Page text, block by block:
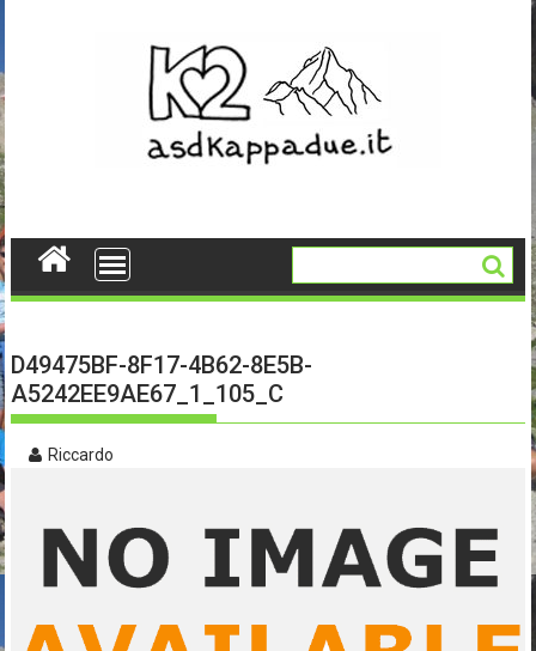
D49475BF-8F17-4B62-8E5B-
A5242EE9AE67_1_105_C
Riccardo